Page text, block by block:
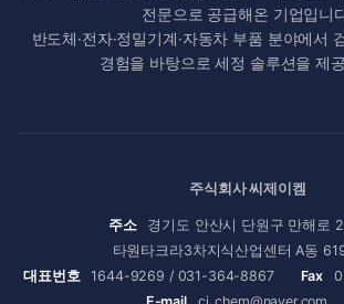
전문으로 공급해온 기업입니
반도체·전자·정밀기계·자동차 부품 분야에서
경험을 바탕으로 세정 솔루션을 제
주식회사 씨제이켐
주소
경기도 안산시 단원구 만해로
타원타크라3차지식산업센터 A동
대표번호
1644-9269 / 031-364-8867 Fax